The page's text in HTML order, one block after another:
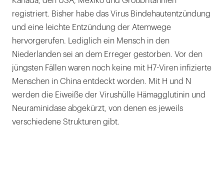
registriert. Bisher habe das Virus Bindehautentzündung
und eine leichte Entzündung der Atemwege
hervorgerufen. Lediglich ein Mensch in den
Niederlanden sei an dem Erreger gestorben. Vor den
jüngsten Fällen waren noch keine mit H7-Viren infizierte
Menschen in China entdeckt worden. Mit H und N
werden die Eiweiße der Virushülle Hämagglutinin und
Neuraminidase abgekürzt, von denen es jeweils
verschiedene Strukturen gibt.